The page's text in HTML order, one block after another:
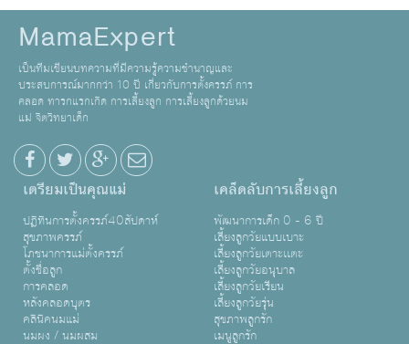
MamaExpert
เป็นทีมเขียนบทความที่มีความรู้ความชำนาญและ
ประสบการณ์มากกว่า 10 ปี เกี่ยวกับการตั้งครรภ์ การ
คลอด ทารกแรกเกิด การเลี้ยงลูก การเลี้ยงลูกด้วยนม
แม่ จิตวิทยาเด็ก
เตรียมเป็นคุณแม่
ปฏิทินการตั้งครรภ์40สัปดาห์
สุขภาพครรภ์
โภชนาการแม่ตั้งครรภ์
ตั้งชื่อลูก
การคลอด
หลังคลอดบุตร
คลินิคนมแม่
นมผง / นมผสม
เคล็ดลับการเลี้ยงลูก
พัฒนาการเด็ก 0 - 6 ปี
เลี้ยงลูกวัยแบบเบาะ
เลี้ยงลูกวัยเตาะเเตะ
เลี้ยงลูกวัยอนุบาล
เลี้ยงลูกวัยเรียน
เลี้ยงลูกวัยรุ่น
สุขภาพลูกรัก
เมนูลูกรัก